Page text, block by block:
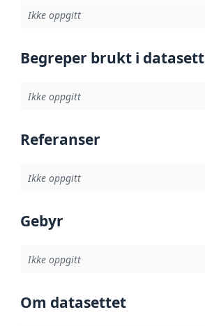
Ikke oppgitt
Begreper brukt i datasett
Ikke oppgitt
Referanser
Ikke oppgitt
Gebyr
Ikke oppgitt
Om datasettet